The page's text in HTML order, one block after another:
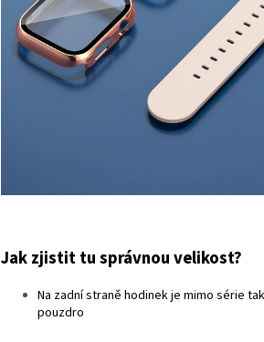
Jak zjistit tu správnou velikost?
Na zadní straně hodinek je mimo série
pouzdro